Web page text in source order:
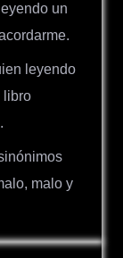
un
leyendo
libro
malo y